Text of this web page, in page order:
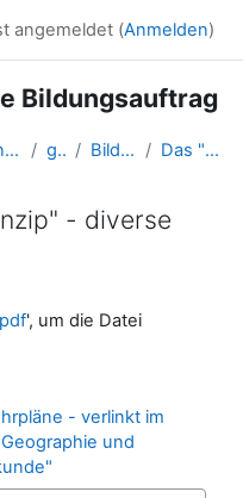
angemeldet (Anmelden)
Bildungsauftrag
Einführung in die Fachdidaktik der Geographie und Wirtschaftskunde (GW B 1.2) gwFD_BildungGW Bildungsaufgabe des Faches GW Das "Exemplarische Prinzip" - diverse Texte
- diverse
', um die Datei
- verlinkt im
und